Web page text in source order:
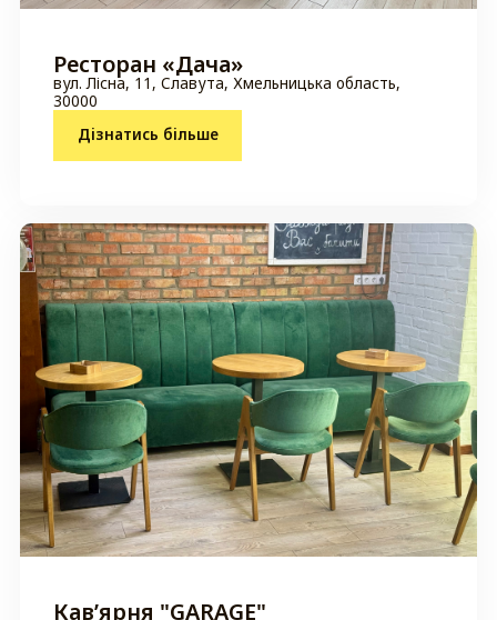
Ресторан «Дача»
вул. Лісна, 11, Славута, Хмельницька область,
30000
Дізнатись більше
Кавʼярня "GARAGE"